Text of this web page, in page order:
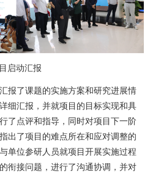
启动汇报
报了课题的实施方案和研究进展情
细汇报，并就项目的目标实现和具
了点评和指导，同时对项目下一阶
出了项目的难点所在和应对调整的
单位参研人员就项目开展实施过程
衔接问题，进行了沟通协调，并对